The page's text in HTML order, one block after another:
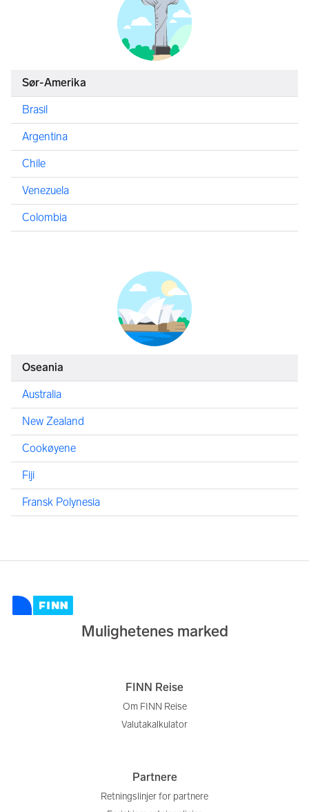
Sør-Amerika
Brasil
Argentina
Chile
Venezuela
Colombia
Oseania
Australia
New Zealand
Cookøyene
Fiji
Fransk Polynesia
Mulighetenes marked
FINN Reise
Om FINN Reise
Valutakalkulator
Partnere
Retningslinjer for partnere